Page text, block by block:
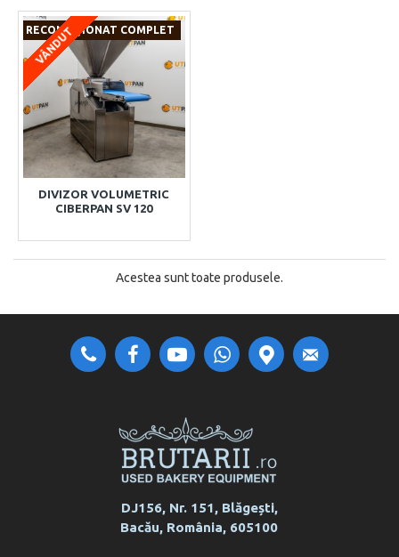
RECONDIŢIONAT COMPLET
VÂNDUT
DIVIZOR VOLUMETRIC
CIBERPAN SV 120
Acestea sunt toate produsele.
DJ156, Nr. 151, Blăgești,
Bacău, România, 605100